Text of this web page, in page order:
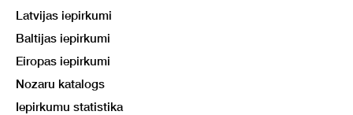
Latvijas iepirkumi
Baltijas iepirkumi
Eiropas iepirkumi
Nozaru katalogs
Iepirkumu statistika